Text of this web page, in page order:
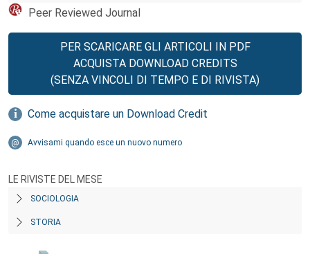
Peer Reviewed Journal
PER SCARICARE GLI ARTICOLI IN PDF
ACQUISTA DOWNLOAD CREDITS
(SENZA VINCOLI DI TEMPO E DI RIVISTA)
Come acquistare un Download Credit
Avvisami quando esce un nuovo numero
LE RIVISTE DEL MESE
SOCIOLOGIA
STORIA